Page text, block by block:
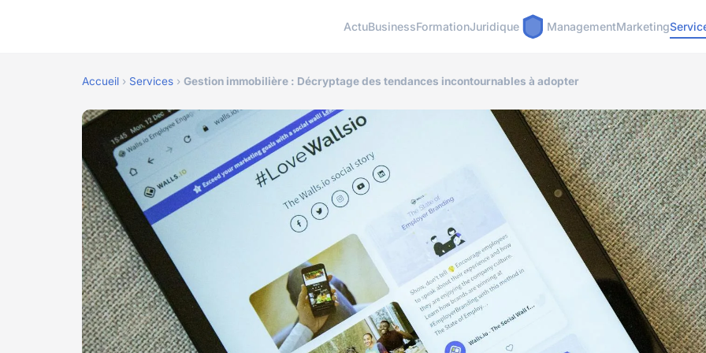
ActuBusinessFormationJuridique ManagementMarketing
Accueil › Services › Gestion immobilière : Décryptage des tendances incontournables à adopter